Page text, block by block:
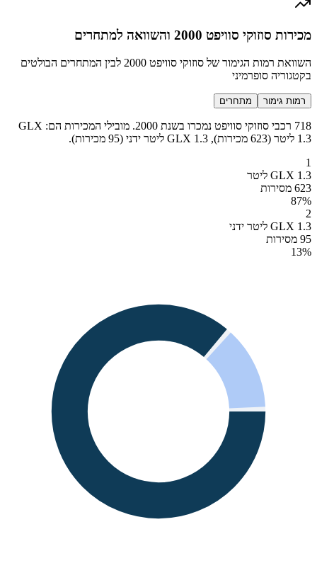
מכירות סוזוקי סוויפט 2000 והשוואה למתחרים
השוואת רמות הגימור של סוזוקי סוויפט 2000 לבין המתחרים הבולטים
בקטגוריה סופרמיני
רמות גימור מתחרים
718 רכבי סוזוקי סוויפט נמכרו בשנת 2000. מובילי המכירות הם: GLX
1.3 ליטר (623 מכירות), GLX 1.3 ליטר ידני (95 מכירות).
1
GLX 1.3 ליטר
623 מסירות
87%
2
GLX 1.3 ליטר ידני
95 מסירות
13%